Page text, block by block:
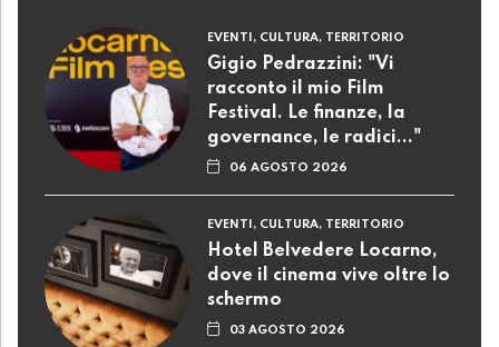
EVENTI, CULTURA, TERRITORIO
Gigio Pedrazzini: "Vi
racconto il mio Film
Festival. Le finanze, la
governance, le radici..."
06 AGOSTO 2026
EVENTI, CULTURA, TERRITORIO
Hotel Belvedere Locarno,
dove il cinema vive oltre lo
schermo
03 AGOSTO 2026